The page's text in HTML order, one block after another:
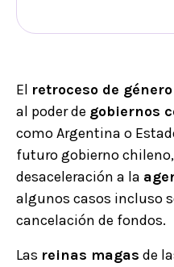
El retroceso de género
al poder de gobiernos
como Argentina o
futuro gobierno
desaceleración a la
algunos casos incluso
cancelación de fondos.
Las reinas magas de